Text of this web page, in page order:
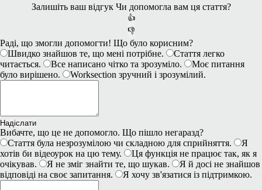
Залишіть ваш відгук Чи допомогла вам ця стаття?
👍
👎
Раді, що змогли допомогти! Що було корисним?
Швидко знайшов те, що мені потрібне.
Стаття легко
читається.
Все написано чітко та зрозуміло.
Моє питання
було вирішено.
Worksection зручний і зрозумілий.
Надіслати
Вибачте, що це не допомогло. Що пішло негаразд?
Стаття була незрозумілою чи складною для сприйняття.
Я
хотів би відеоурок на цю тему.
Ця функція не працює так, як я
очікував.
Я не зміг знайти те, що шукав.
Я й досі не знайшов
відповіді на своє запитання.
Я хочу зв'язатися із підтримкою.